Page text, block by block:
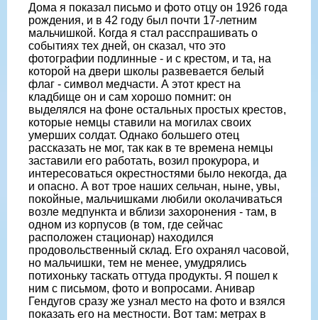
Дома я показал письмо и фото отцу он 1926 года
рождения, и в 42 году был почти 17-летним
мальчишкой. Когда я стал расспрашивать о
событиях тех дней, он сказал, что это
фотографии подлинные - и с крестом, и та, на
которой на двери школы развевается белый
флаг - символ медчасти. А этот крест на
кладбище он и сам хорошо помнит: он
выделялся на фоне остальных простых крестов,
которые немцы ставили на могилах своих
умерших солдат. Однако большего отец
рассказать не мог, так как в те времена немцы
заставили его работать, возил прокурора, и
интересоваться окрестностями было некогда, да
и опасно. А вот трое наших сельчан, ныне, увы,
покойные, мальчишками любили околачиваться
возле медпункта и вблизи захоронения - там, в
одном из корпусов (в том, где сейчас
расположен стационар) находился
продовольственный склад. Его охранял часовой,
но мальчишки, тем не менее, умудрялись
потихоньку таскать оттуда продукты. Я пошел к
ним с письмом, фото и вопросами. Анивар
Гендугов сразу же узнал место на фото и взялся
показать его на местности. Вот там: метрах в